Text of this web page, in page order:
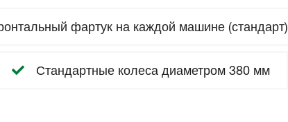
фартук на каждой машине (стандарт)
Стандартные колеса диаметром 380 мм